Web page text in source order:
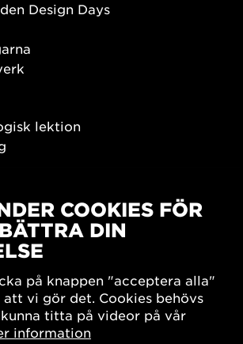
Design Days
lektion
BauhausCOOKIES FÖR
DIN
på knappen "acceptera alla"
att vi gör det. Cookies behövs
titta på videor på vår
information